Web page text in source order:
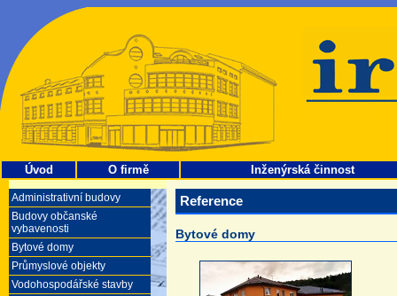
Úvod O firmě Inženýrská činnost
Administrativní budovy
Budovy občanské
vybavenosti
Bytové domy
Průmyslové objekty
Vodohospodářské stavby
Reference
Bytové domy